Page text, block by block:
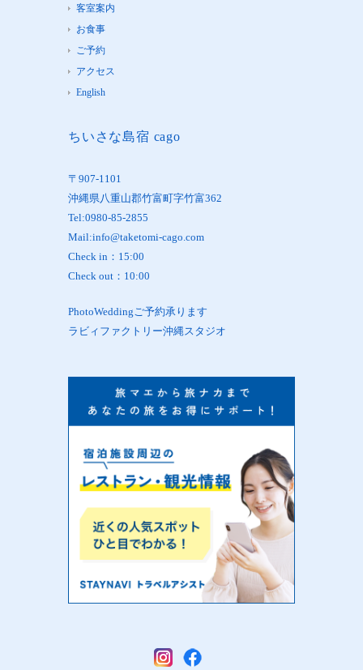
客室案内
お食事
ご予約
アクセス
English
ちいさな島宿 cago
〒907-1101
沖縄県八重山郡竹富町字竹富362
Tel:0980-85-2855
Mail:info@taketomi-cago.com
Check in：15:00
Check out：10:00
PhotoWeddingご予約承ります
ラビィファクトリー沖縄スタジオ